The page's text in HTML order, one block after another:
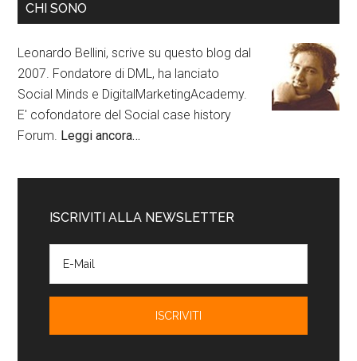
CHI SONO
Leonardo Bellini, scrive su questo blog dal
2007. Fondatore di DML, ha lanciato
Social Minds e DigitalMarketingAcademy.
E' cofondatore del Social case history
Forum. Leggi ancora…
ISCRIVITI ALLA NEWSLETTER